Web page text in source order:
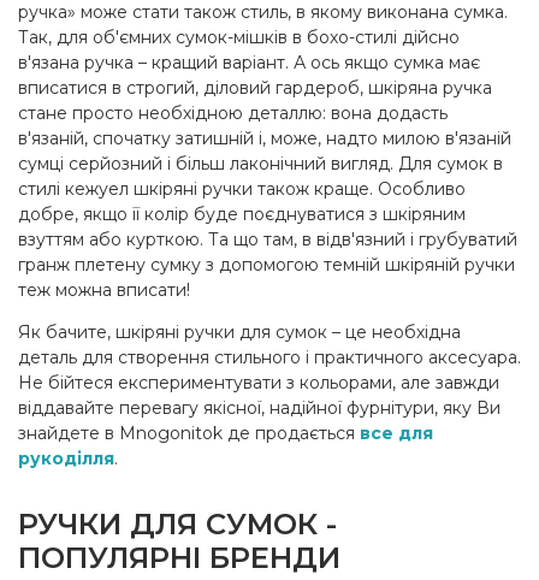
ручка» може стати також стиль, в якому виконана сумка.
Так, для об'ємних сумок-мішків в бохо-стилі дійсно
в'язана ручка – кращий варіант. А ось якщо сумка має
вписатися в строгий, діловий гардероб, шкіряна ручка
стане просто необхідною деталлю: вона додасть
в'язаній, спочатку затишній і, може, надто милою в'язаній
сумці серйозний і більш лаконічний вигляд. Для сумок в
стилі кежуел шкіряні ручки також краще. Особливо
добре, якщо її колір буде поєднуватися з шкіряним
взуттям або курткою. Та що там, в відв'язний і грубуватий
гранж плетену сумку з допомогою темній шкіряній ручки
теж можна вписати!
Як бачите, шкіряні ручки для сумок – це необхідна
деталь для створення стильного і практичного аксесуара.
Не бійтеся експериментувати з кольорами, але завжди
віддавайте перевагу якісної, надійної фурнітури, яку Ви
знайдете в Mnogonitok де продається все для
рукоділля.
РУЧКИ ДЛЯ СУМОК -
ПОПУЛЯРНІ БРЕНДИ